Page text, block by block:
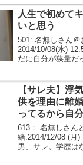
決した俺が飲み
人生で初めて
いと思う
501: 名無しさん＠
2014/10/08(水)
だに自分が狭量だ
嘩すらした覚えが
【サレ夫】浮
供を理由に離
ってるから自
しなよと話し
613： 名無しさん
緒:2014/12/08 (月
男、サレ。学歴は